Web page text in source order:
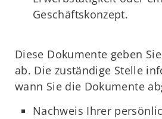
Geschäftskonzept.
Diese Dokumente geben
ab. Die zuständige Stelle
wann Sie die Dokumente
Nachweis Ihrer